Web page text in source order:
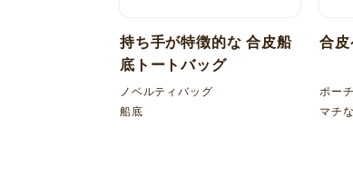
持ち手が特徴的な 合皮船
底トートバッグ
ノベルティバッグ
船底
合皮
ポー
マチ